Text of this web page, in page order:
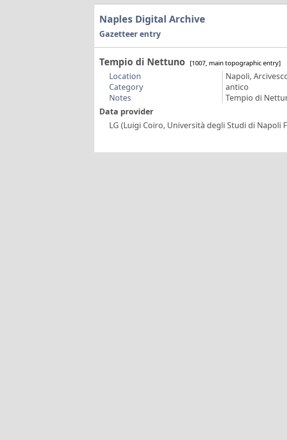
Naples Digital Archive
Gazetteer entry
Tempio di Nettuno [1007, main topographic entry]
Location
Napoli,
Category
antico
Notes
Tempio di
Data provider
LG (Luigi Coiro, Università degli Studi di Napoli